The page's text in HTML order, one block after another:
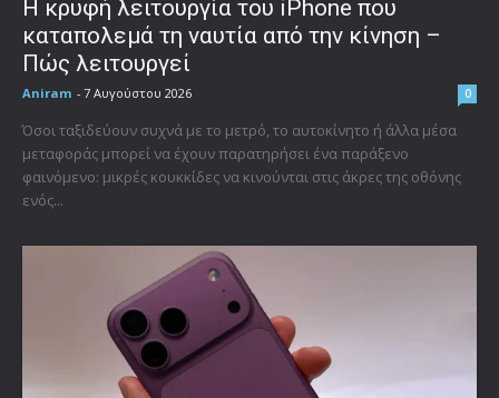
Η κρυφή λειτουργία του iPhone που
καταπολεμά τη ναυτία από την κίνηση –
Πώς λειτουργεί
Aniram - 7 Αυγούστου 2026 0
Όσοι ταξιδεύουν συχνά με το μετρό, το αυτοκίνητο ή άλλα μέσα
μεταφοράς μπορεί να έχουν παρατηρήσει ένα παράξενο
φαινόμενο: μικρές κουκκίδες να κινούνται στις άκρες της οθόνης
ενός...